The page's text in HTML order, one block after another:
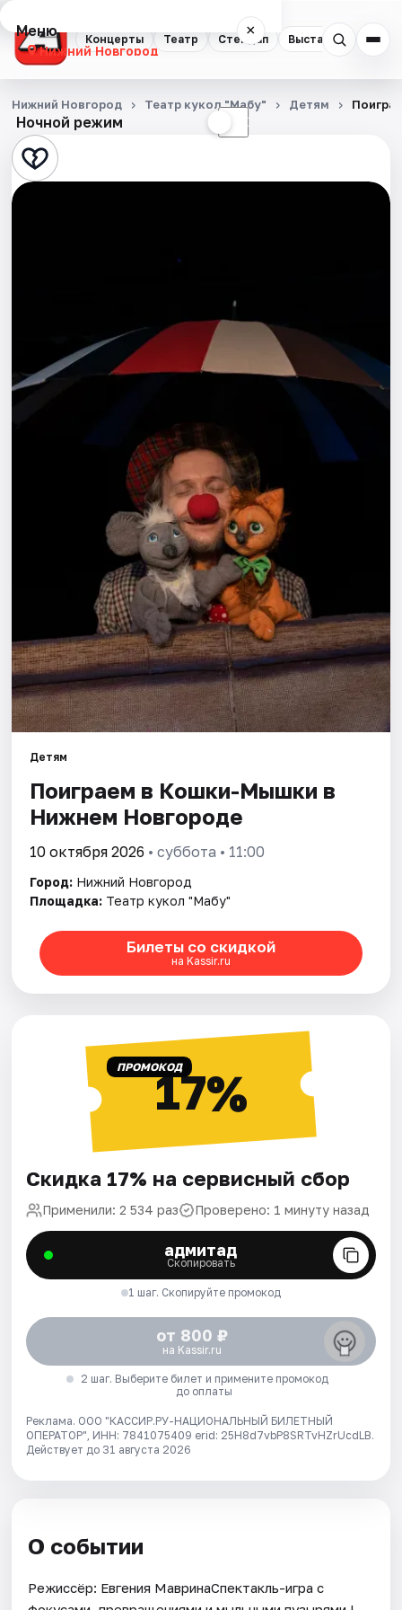
Концерты Театр Стендап Выставки
Меню ×
Нижний Новгород
Концерты
Театр
Стендап
События
Ночной режим ☾
Нижний Новгород Театр кукол "Мабу" Детям
Детям
Поиграем в Кошки-Мышки в
Нижнем Новгороде
10 октября 2026 • суббота • 11:00
Город: Нижний Новгород
Площадка: Театр кукол "Мабу"
Билеты со скидкой
на Kassir.ru
ПРОМОКОД17%
Скидка 17% на сервисный сбор
Применили: 2 534 раз Проверено: 1 минуту назад
адмитад
Скопировать
1 шаг. Скопируйте промокод
от 800 ₽
на Kassir.ru
2 шаг. Выберите билет и примените промокод
до оплаты
Реклама. ООО "КАССИР.РУ-НАЦИОНАЛЬНЫЙ БИЛЕТНЫЙ
ОПЕРАТОР", ИНН: 7841075409 erid: 25H8d7vbP8SRTvHZrUcdLB.
Действует до 31 августа 2026
О событии
Режиссёр: Евгения МавринаСпектакль-игра с